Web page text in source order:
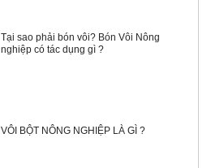
Tại sao phải bón vôi? Bón Vôi Nông
nghiệp có tác dụng gì ?
VÔI BỘT NÔNG NGHIỆP LÀ GÌ ?